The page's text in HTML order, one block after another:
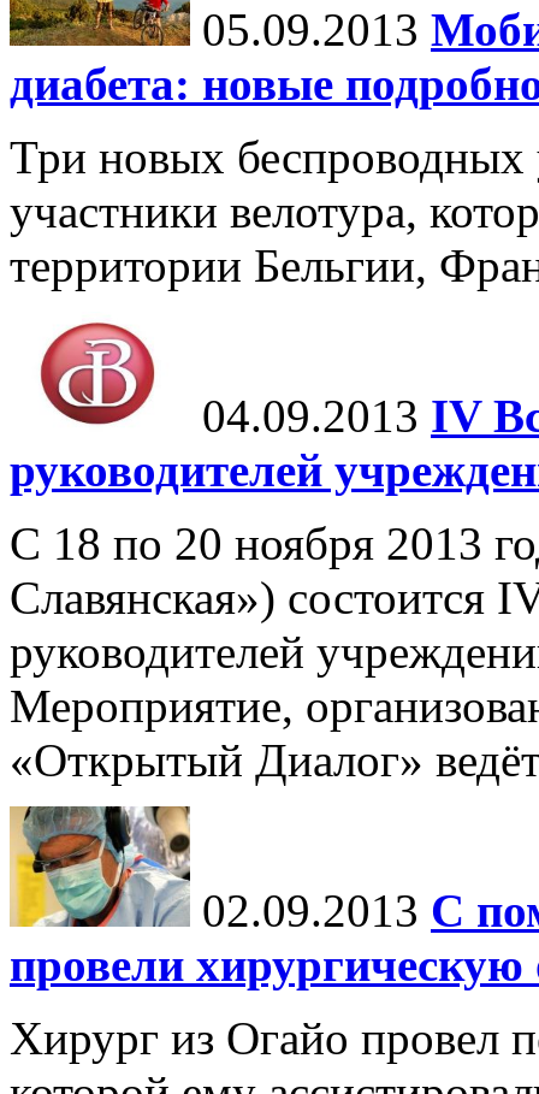
05.09.2013
диабета: новые
Три новых беспроводных
участники велотура,
территории Бельгии,
04.09.2013 IV
руководителей
С 18 по 20 ноября 2013
Славянская») состоится
руководителей
Мероприятие,
«Открытый Диалог»
02.09.2013 C
провели
Хирург из Огайо провел